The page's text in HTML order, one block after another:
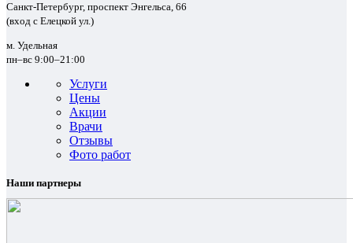
Санкт-Петербург, проспект Энгельса, 66
(вход с Елецкой ул.)
м. Удельная
пн–вс 9:00–21:00
Услуги
Цены
Акции
Врачи
Отзывы
Фото работ
Наши партнеры